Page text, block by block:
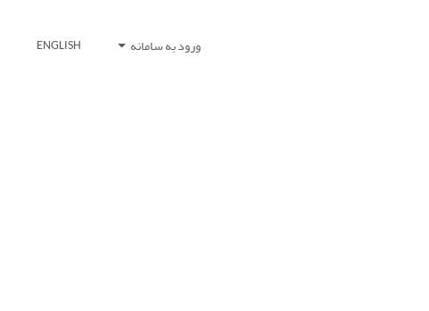
ورود به سامانه ENGLISH